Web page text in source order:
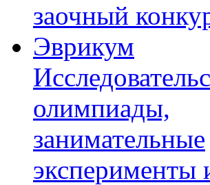
заочный
Эврикум
олимпиады,
занимательные
эксперименты